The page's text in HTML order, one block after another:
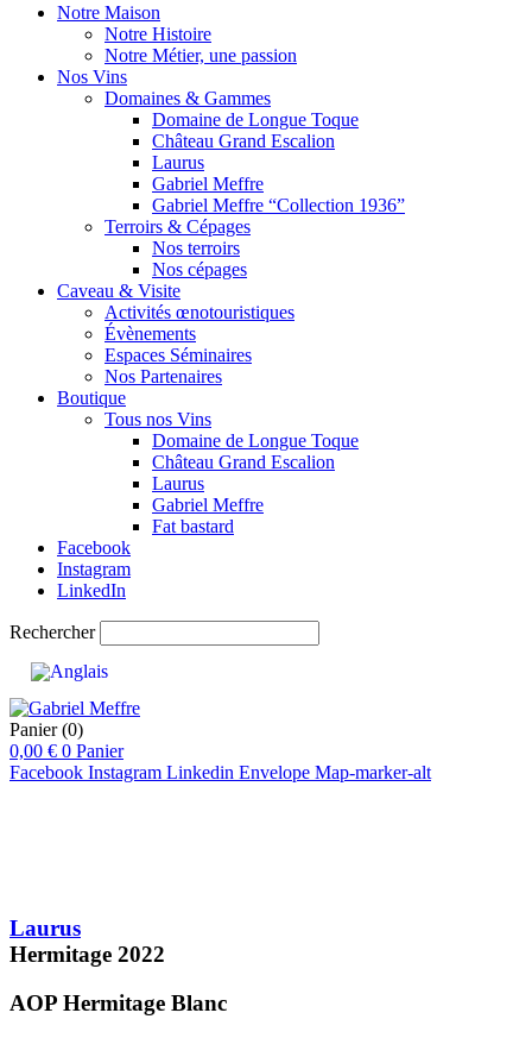
Notre Maison
Notre Histoire
Notre Métier, une passion
Nos Vins
Domaines & Gammes
Domaine de Longue Toque
Château Grand Escalion
Laurus
Gabriel Meffre
Gabriel Meffre “Collection 1936”
Terroirs & Cépages
Nos terroirs
Nos cépages
Caveau & Visite
Activités œnotouristiques
Évènements
Espaces Séminaires
Nos Partenaires
Boutique
Tous nos Vins
Domaine de Longue Toque
Château Grand Escalion
Laurus
Gabriel Meffre
Fat bastard
Facebook
Instagram
LinkedIn
Rechercher
Panier (0)
0,00 € 0 Panier
Facebook Instagram Linkedin Envelope Map-marker-alt
Laurus
Hermitage 2022
AOP Hermitage Blanc